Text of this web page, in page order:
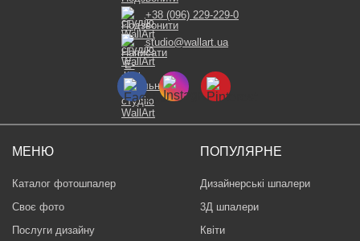
МЕНЮ
Каталог фотошпалер
Своє фото
Послуги дизайну
ПОПУЛЯРНЕ
Дизайнерські шпалери
3Д шпалери
Квіти
+38 (096) 229-229-0
studio@wallart.ua